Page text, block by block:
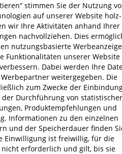
stimmen Sie der Nutzung
auf unserer Website holz-
wir Ihre Aktivitäten anhand Ihrer
nachvollziehen. Dies
nutzungsbasierte
Funktionalitäten unserer Website
Dabei werden Ihre
weitergegeben. Die
zum Zwecke der
Durchführung von statistischer
Produktempfehlungen und
Informationen zu den einzelnen
und der Speicherdauer finden
Einwilligung ist freiwillig, für die
erforderlich und gilt, bis sie